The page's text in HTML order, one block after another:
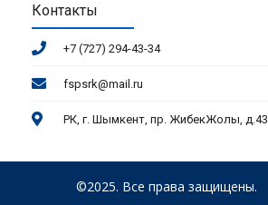
Контакты
+7 (727) 294-43-34
fspsrk@mail.ru
РК, г. Шымкент, пр. ЖибекЖолы, д.43.
©2025. Все права защищены.